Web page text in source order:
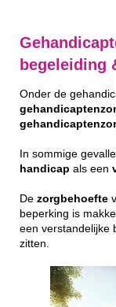
begeleiding
Onder de
In sommige
handicap als een
De zorgbehoefte
beperking is
een verstandelijke
zitten.